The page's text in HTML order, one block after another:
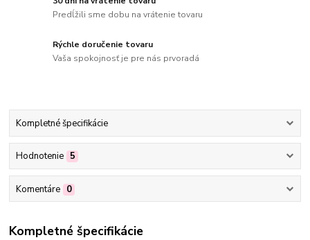
Predĺžili sme dobu na vrátenie tovaru
Rýchle doručenie tovaru
Vaša spokojnosť je pre nás prvoradá
Kompletné špecifikácie
Hodnotenie 5
Komentáre 0
Kompletné špecifikácie